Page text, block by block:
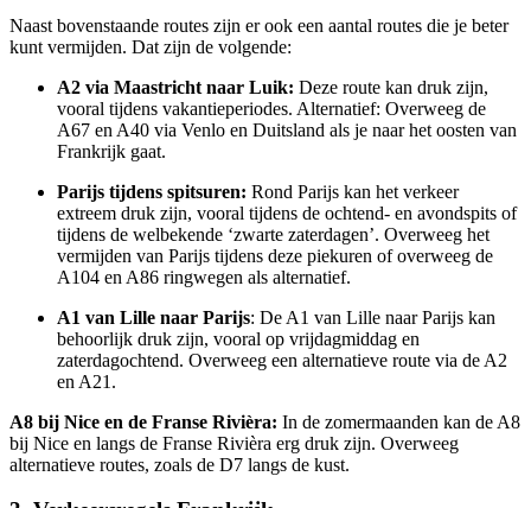
Naast bovenstaande routes zijn er ook een aantal routes die je beter
kunt vermijden. Dat zijn de volgende:
A2 via Maastricht naar Luik: Deze route kan druk zijn,
vooral tijdens vakantieperiodes. Alternatief: Overweeg de
A67 en A40 via Venlo en Duitsland als je naar het oosten van
Frankrijk gaat.
Parijs tijdens spitsuren: Rond Parijs kan het verkeer
extreem druk zijn, vooral tijdens de ochtend- en avondspits of
tijdens de welbekende ‘zwarte zaterdagen’. Overweeg het
vermijden van Parijs tijdens deze piekuren of overweeg de
A104 en A86 ringwegen als alternatief.
A1 van Lille naar Parijs: De A1 van Lille naar Parijs kan
behoorlijk druk zijn, vooral op vrijdagmiddag en
zaterdagochtend. Overweeg een alternatieve route via de A2
en A21.
A8 bij Nice en de Franse Rivièra: In de zomermaanden kan de A8
bij Nice en langs de Franse Rivièra erg druk zijn. Overweeg
alternatieve routes, zoals de D7 langs de kust.